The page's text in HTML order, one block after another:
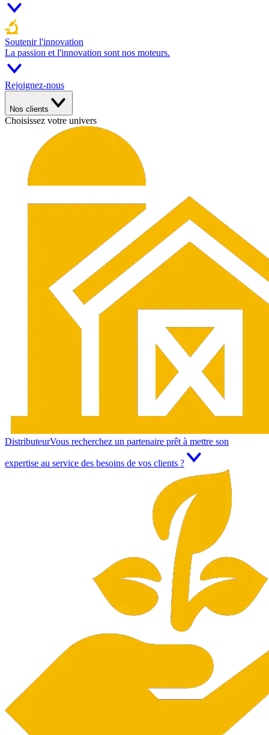
Soutenir l'innovation
La passion et l'innovation sont nos moteurs.
Rejoignez-nous
Nos clients
Choisissez votre univers
DistributeurVous recherchez un partenaire prêt à mettre son
expertise au service des besoins de vos clients ?